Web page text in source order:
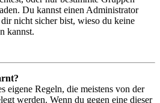
Du kannst einen Administrator
nicht sicher bist, wieso du keine
kannst.
eigene Regeln, die meistens von der
werden. Wenn du gegen eine dieser